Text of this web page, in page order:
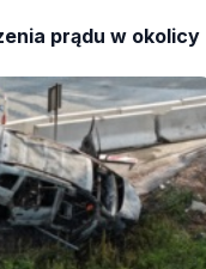
prądu w okolicy